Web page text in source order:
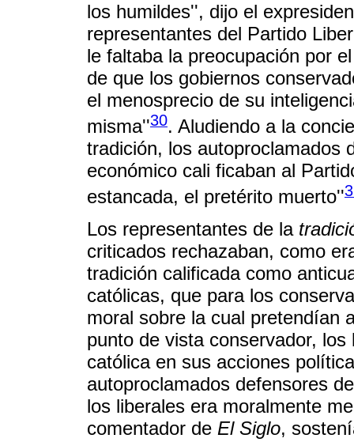
los humildes'', dijo el
representantes del Partido
le faltaba la preocupación por
de que los gobiernos
el menosprecio de su
misma''30. Aludiendo a la
tradición, los autoproclamados
económico cali ficaban al
estancada, el pretérito muerto''
Los representantes de la
criticados rechazaban, como
tradición calificada como
católicas, que para los
moral sobre la cual pretendían
punto de vista conservador,
católica en sus acciones
autoproclamados defensores
los liberales era moralmente
comentador de El Siglo,